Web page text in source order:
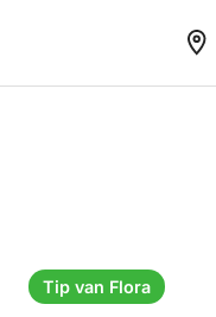
Tip van Flora